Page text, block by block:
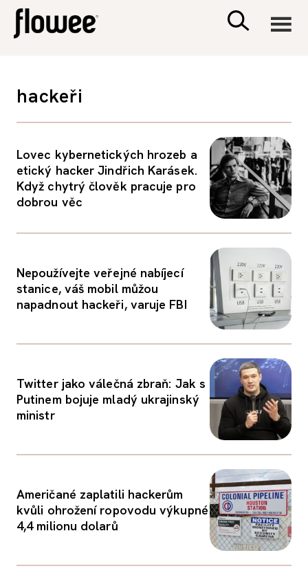
PSYCHOLOGIE
PORADNA
hackeři
Lovec kybernetických hrozeb a
etický hacker Jindřich Karásek.
Když chytrý člověk pracuje pro
dobrou věc
Nepoužívejte veřejné nabíjecí
stanice, váš mobil můžou
napadnout hackeři, varuje FBI
Twitter jako válečná zbraň: Jak s
Putinem bojuje mladý ukrajinský
ministr
Američané zaplatili hackerům
kvůli ohrožení ropovodu výkupné
4,4 milionu dolarů